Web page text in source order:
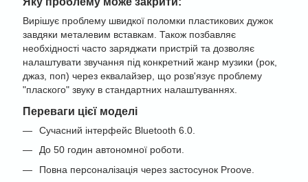
Вирішує проблему швидкої поломки пластикових дужок
завдяки металевим вставкам. Також позбавляє
необхідності часто заряджати пристрій та дозволяє
налаштувати звучання під конкретний жанр музики (рок,
джаз, поп) через еквалайзер, що розв'язує проблему
"плаского" звуку в стандартних налаштуваннях.
Переваги цієї моделі
Сучасний інтерфейс Bluetooth 6.0.
До 50 годин автономної роботи.
Повна персоналізація через застосунок Proove.